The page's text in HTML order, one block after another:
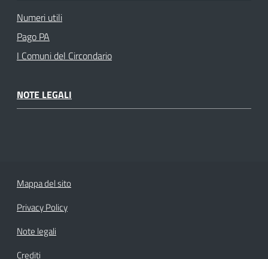
Numeri utili
Pago PA
I Comuni del Circondario
NOTE LEGALI
Mappa del sito
Privacy Policy
Note legali
Crediti